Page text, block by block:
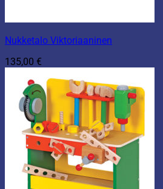
Nukketalo Viktoriaaninen
135,00 €